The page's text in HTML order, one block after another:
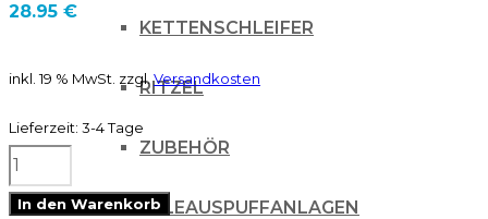
KETTENSCHLEIFER
RITZEL
ZUBEHÖR
AUSPUFFANLAGEN
28.95 €
inkl. 19 % MwSt. zzgl.Versandkosten
Lieferzeit: 3-4 Tage
GRIPS
V2In den Warenkorb